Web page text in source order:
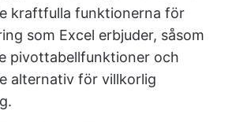
kraftfulla funktionerna för
som Excel erbjuder, såsom
pivottabellfunktioner och
alternativ för villkorlig